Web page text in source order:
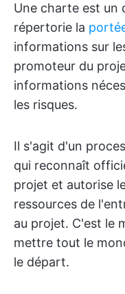
Une charte est un
répertorie la
informations sur
promoteur du
informations
les risques.
Il s'agit d'un
qui reconnaît
projet et autorise
ressources de
au projet. C'est le
mettre tout le
le départ.